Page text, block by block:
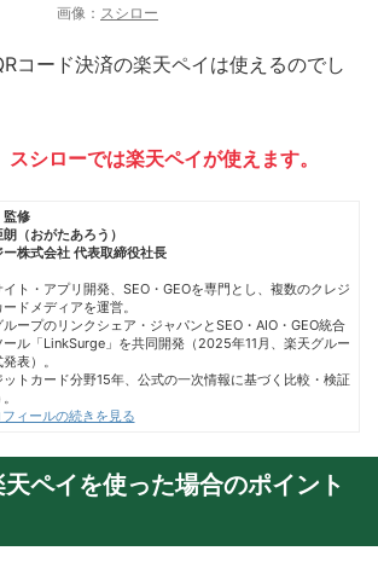
画像： スシロー
コード決済の楽天ペイは使えるのでし
シローでは楽天ペイが使えます。
監修
（おがたあろう）
ー株式会社 代表取締役社長
イト・アプリ開発、SEO・GEOを専門とし、複数のクレジ
ードメディアを運営。
ープのリンクシェア・ジャパンとSEO・AIO・GEO統合
ール「LinkSurge」を共同開発（2025年11月、楽天グルー
表）。
ットカード分野15年、公式の一次情報に基づく比較・検証
ィールの続きを見る
ペイを使った場合のポイント